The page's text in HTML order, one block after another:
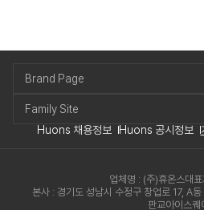
Huons 채용정보 Huons 공시정보
Brand Page
Family Site
업체명 : (주)휴온스대표
본사 : 경기도 성남시 수정구 창업로 17, A
판교아이스퀘